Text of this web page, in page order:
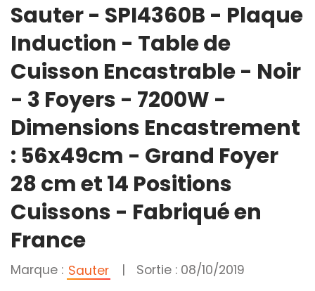
Sauter - SPI4360B - Plaque
Induction - Table de
Cuisson Encastrable - Noir
- 3 Foyers - 7200W -
Dimensions Encastrement
: 56x49cm - Grand Foyer
28 cm et 14 Positions
Cuissons - Fabriqué en
France
Marque : Sauter | Sortie : 08/10/2019